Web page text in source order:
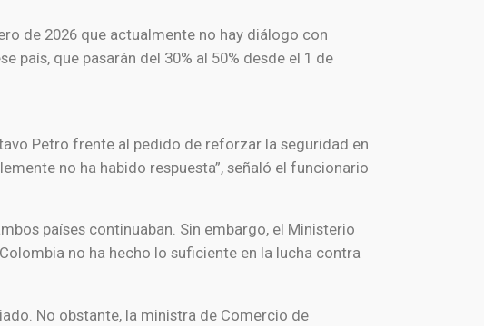
de 2026 que actualmente no hay diálogo con
país, que pasarán del 30% al 50% desde el 1 de
Petro frente al pedido de reforzar la seguridad en
no ha habido respuesta”, señaló el funcionario
países continuaban. Sin embargo, el Ministerio
no ha hecho lo suficiente en la lucha contra
No obstante, la ministra de Comercio de